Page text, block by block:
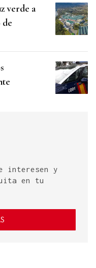
verde a
interesen y
en tu